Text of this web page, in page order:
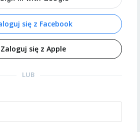
się z Facebook
Zaloguj się z Apple
LUB